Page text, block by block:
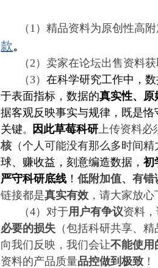
（1）精品资料为原创性高附
款。
（2）卖家在论坛出售资料获
（3）在科学研究工作中，
于表面指标，数据的真实性、原
据客观反映事实与规律，既是
关键。 因此草莓科研上传资料必
核（个人可能没有那么多时间精
球、赚收益，刻意编造数据，初
严守科研底线 ！低附加值、有
链接都是真实有效 ，请大家放心
（4）对于用户有争议资料
必要的损失 （包括科研共享、精
向我们反映，我们会让不能使用
资料的产品质量品控做到极致 ！